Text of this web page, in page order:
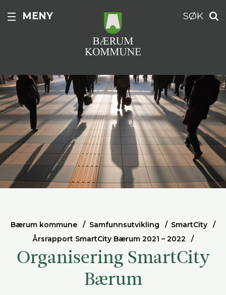
MENY SØK
Bærum kommune Samfunnsutvikling
SmartCity
Årsrapport SmartCity Bærum 2021 – 2022
Organisering SmartCity
Bærum